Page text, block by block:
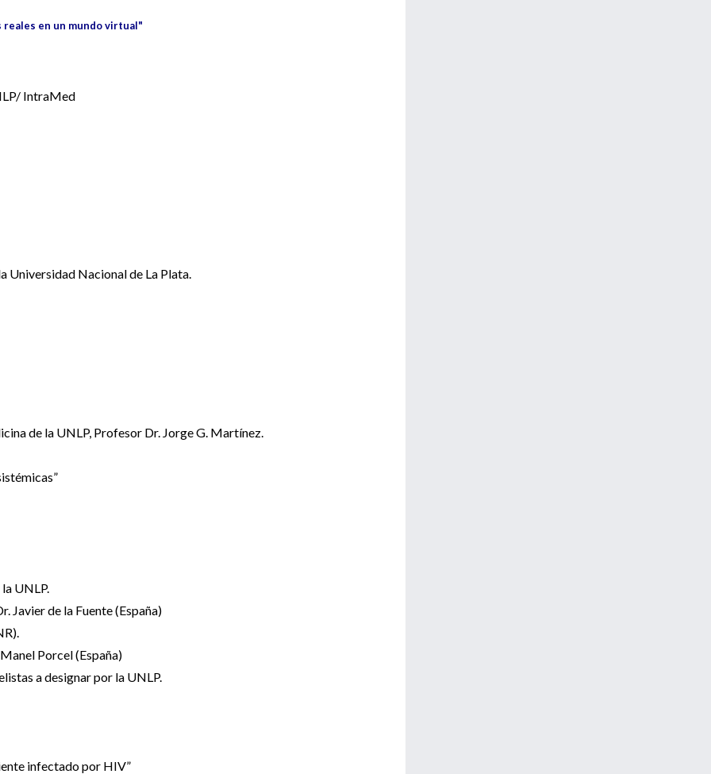
reales en un mundo virtual"
IntraMed
Universidad Nacional de La Plata.
de la UNLP, Profesor Dr. Jorge G. Martínez.
UNLP.
Javier de la Fuente (España)
Porcel (España)
a designar por la UNLP.
infectado por HIV”